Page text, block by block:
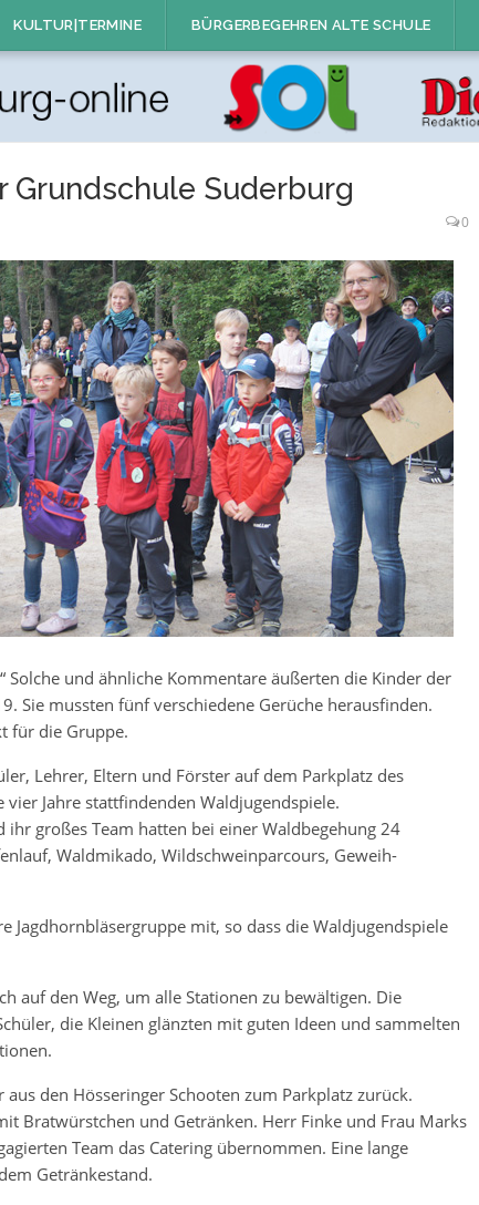
KULTUR|TERMINE BÜRGERBEGEHREN ALTE SCHULE
Suderburg
0
Solche und ähnliche Kommentare äußerten die Kinder der
Sie mussten fünf verschiedene Gerüche herausfinden.
für die Gruppe.
Lehrer, Eltern und Förster auf dem Parkplatz des
Jahre stattfindenden Waldjugendspiele.
großes Team hatten bei einer Waldbegehung 24
Waldmikado, Wildschweinparcours, Geweih-
Jagdhornbläsergruppe mit, so dass die Waldjugendspiele
auf den Weg, um alle Stationen zu bewältigen. Die
die Kleinen glänzten mit guten Ideen und sammelten
den Hösseringer Schooten zum Parkplatz zurück.
Bratwürstchen und Getränken. Herr Finke und Frau Marks
Team das Catering übernommen. Eine lange
Getränkestand.